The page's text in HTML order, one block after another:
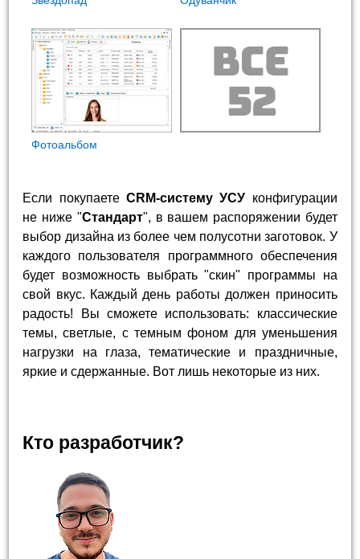
Фотоальбом
Если покупаете CRM-систему УСУ конфигурации
не ниже "Стандарт", в вашем распоряжении будет
выбор дизайна из более чем полусотни заготовок. У
каждого пользователя программного обеспечения
будет возможность выбрать "скин" программы на
свой вкус. Каждый день работы должен приносить
радость! Вы сможете использовать: классические
темы, светлые, с темным фоном для уменьшения
нагрузки на глаза, тематические и праздничные,
яркие и сдержанные. Вот лишь некоторые из них.
Кто разработчик?